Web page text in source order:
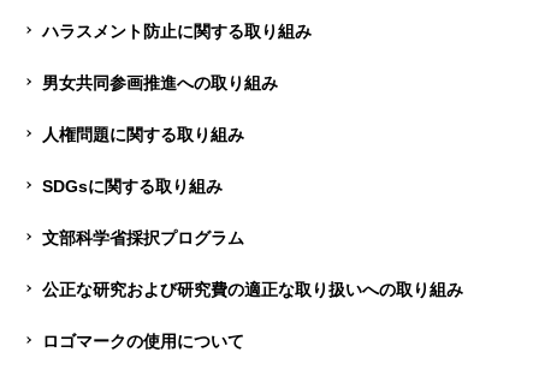
ハラスメント防止に関する取り組み
男女共同参画推進への取り組み
人権問題に関する取り組み
SDGsに関する取り組み
文部科学省採択プログラム
公正な研究および研究費の適正な取り扱いへの取り組み
ロゴマークの使用について